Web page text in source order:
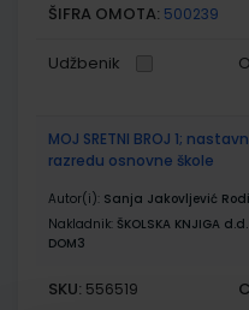
ŠIFRA OMOTA: 500239
Udžbenik
MOJ SRETNI BROJ 1;
razredu osnovne škole
Autor(i): Sanja Jakovljević
Nakladnik: ŠKOLSKA KNJIGA d.d.
DOM3
SKU: 556519